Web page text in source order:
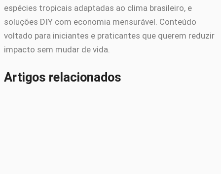
espécies tropicais adaptadas ao clima brasileiro, e
soluções DIY com economia mensurável. Conteúdo
voltado para iniciantes e praticantes que querem reduzir
impacto sem mudar de vida.
Artigos relacionados